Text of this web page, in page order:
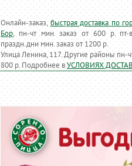
Онлайн-заказ, быстрая доставка по
Бор, пн-чт мин. заказ от 600 р. пт-
праздн.дни мин. заказ от 1200 р.
Улица Ленина, 117. Другие районы пн-
800 р. Подробнее вУСЛОВИЯХ